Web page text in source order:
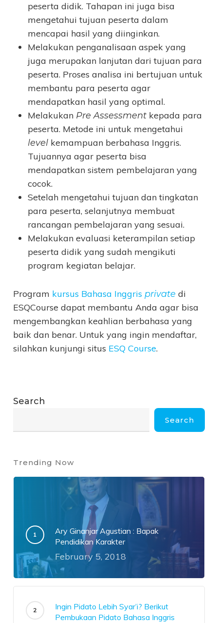
peserta didik. Tahapan ini juga bisa
mengetahui tujuan peserta dalam
mencapai hasil yang diinginkan.
Melakukan penganalisaan aspek yang
juga merupakan lanjutan dari tujuan para
peserta. Proses analisa ini bertujuan untuk
membantu para peserta agar
mendapatkan hasil yang optimal.
Melakukan Pre Assessment kepada para
peserta. Metode ini untuk mengetahui
level kemampuan berbahasa Inggris.
Tujuannya agar peserta bisa
mendapatkan sistem pembelajaran yang
cocok.
Setelah mengetahui tujuan dan tingkatan
para peserta, selanjutnya membuat
rancangan pembelajaran yang sesuai.
Melakukan evaluasi keterampilan setiap
peserta didik yang sudah mengikuti
program kegiatan belajar.
Program kursus Bahasa Inggris private di
ESQCourse dapat membantu Anda agar bisa
mengembangkan keahlian berbahasa yang
baik dan benar. Untuk yang ingin mendaftar,
silahkan kunjungi situs ESQ Course.
Search
Search
Trending Now
Ary Ginanjar Agustian : Bapak
Pendidikan Karakter
February 5, 2018
Ingin Pidato Lebih Syar’i? Berikut
Pembukaan Pidato Bahasa Inggris